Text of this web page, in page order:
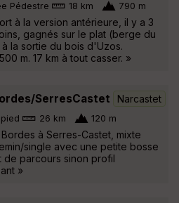
Pédestre 18 km 790 m
à la version antérieure, il y a 3
gagnés sur le plat (berge du
la sortie du bois d'Uzos.
m. 17 km à tout casser. »
SerresCastet Narcastet
26 km 120 m
à Serres-Castet, mixte
single avec une petite bosse
de parcours sinon profil
»